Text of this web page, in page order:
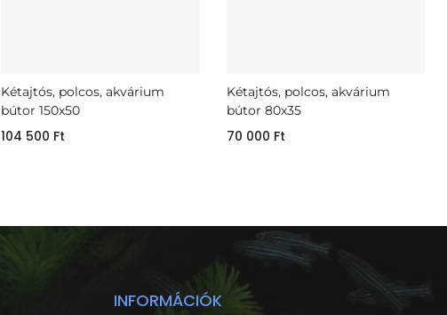
Kétajtós, polcos, akvárium
bútor 150x50
104 500 Ft
Kétajtós, polcos, akvárium
bútor 80x35
70 000 Ft
INFORMÁCIÓK